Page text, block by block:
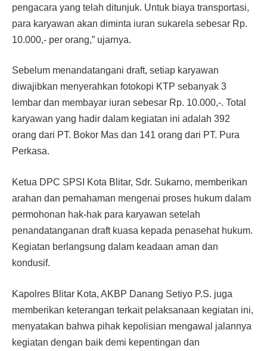
pengacara yang telah ditunjuk. Untuk biaya transportasi,
para karyawan akan diminta iuran sukarela sebesar Rp.
10.000,- per orang,” ujarnya.
Sebelum menandatangani draft, setiap karyawan
diwajibkan menyerahkan fotokopi KTP sebanyak 3
lembar dan membayar iuran sebesar Rp. 10.000,-. Total
karyawan yang hadir dalam kegiatan ini adalah 392
orang dari PT. Bokor Mas dan 141 orang dari PT. Pura
Perkasa.
Ketua DPC SPSI Kota Blitar, Sdr. Sukarno, memberikan
arahan dan pemahaman mengenai proses hukum dalam
permohonan hak-hak para karyawan setelah
penandatanganan draft kuasa kepada penasehat hukum.
Kegiatan berlangsung dalam keadaan aman dan
kondusif.
Kapolres Blitar Kota, AKBP Danang Setiyo P.S. juga
memberikan keterangan terkait pelaksanaan kegiatan ini,
menyatakan bahwa pihak kepolisian mengawal jalannya
kegiatan dengan baik demi kepentingan dan